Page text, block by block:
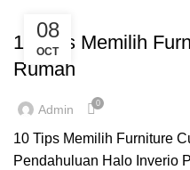
08
OCT
10 Tips Memilih
Rumah
Admin 0
10 Tips Memilih Furniture
Pendahuluan Halo Inverio